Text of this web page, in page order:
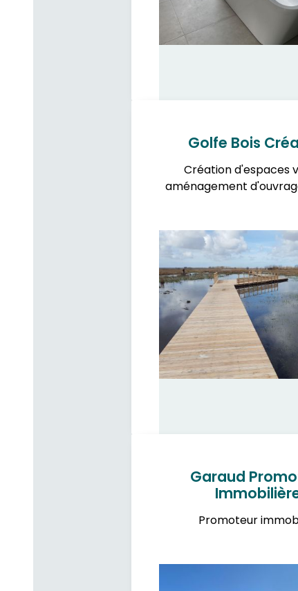
Golfe Bois
Création d'espaces
aménagement
Garaud
Promoteur